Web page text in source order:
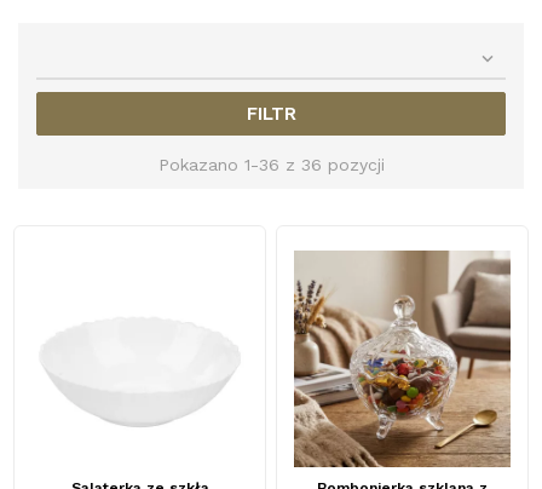

FILTR
Pokazano 1-36 z 36 pozycji